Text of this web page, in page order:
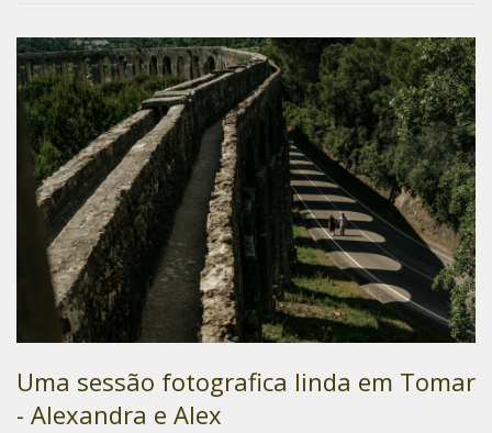
Uma sessão fotografica linda em Tomar
- Alexandra e Alex